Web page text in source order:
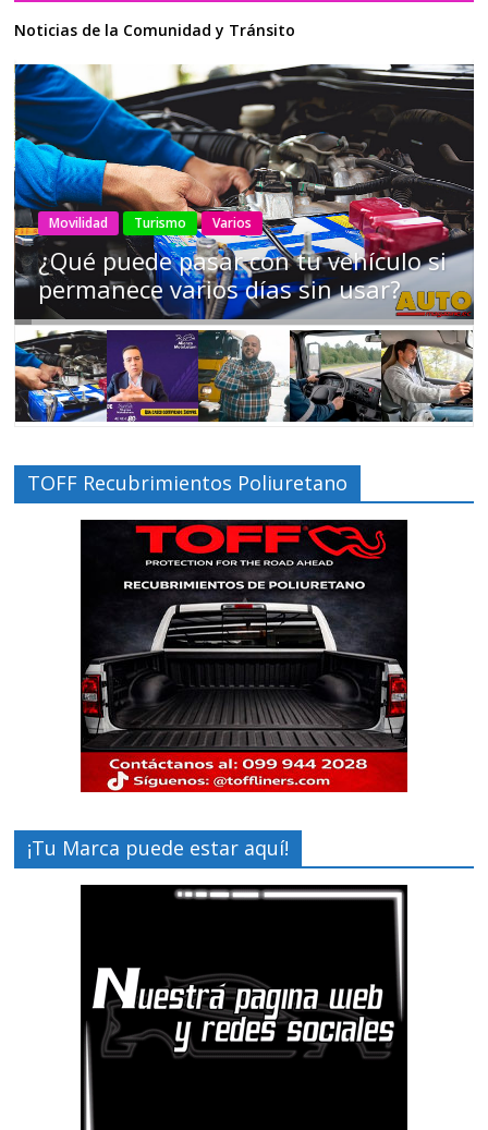
Noticias de la Comunidad y Tránsito
AEADE Industria Motociclismo Motos Movilidad
Campaña busca cambiar destino de
los motociclistas en la región
TOFF Recubrimientos Poliuretano
¡Tu Marca puede estar aquí!